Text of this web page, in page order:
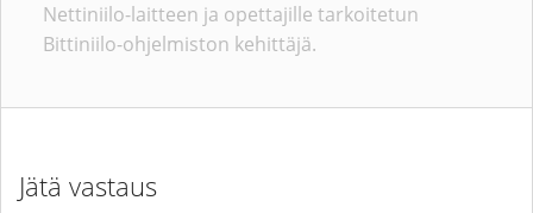
Nettiniilo-laitteen ja opettajille tarkoitetun
Bittiniilo-ohjelmiston kehittäjä.
Jätä vastaus